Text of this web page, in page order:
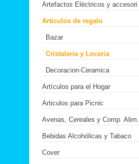
Artefactos Eléctricos y accesori
Articulos de regalo
Bazar
Cristaleria y Loceria
Decoracion-Ceramica
Artículos para el Hogar
Articulos para Picnic
Avenas, Cereales y Comp. Alim.
Bebidas Alcohólicas y Tabaco
Cover